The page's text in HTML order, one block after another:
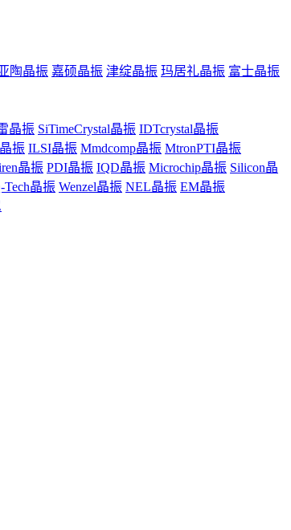
陶晶振 嘉硕晶振 津绽晶振 玛居礼晶振 富士晶振
晶振 SiTimeCrystal晶振 IDTcrystal晶振
振 ILSI晶振 Mmdcomp晶振 MtronPTI晶振
晶振 PDI晶振 IQD晶振 Microchip晶振 Silicon晶
Tech晶振 Wenzel晶振 NEL晶振 EM晶振